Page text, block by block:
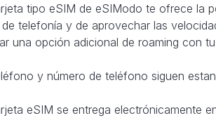
tipo eSIM de eSIModo te ofrece la
telefonía y de aprovechar las
una opción adicional de roaming con
y número de teléfono siguen
eSIM se entrega electrónicamente